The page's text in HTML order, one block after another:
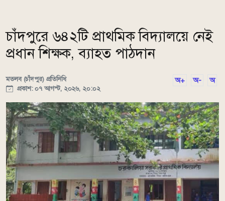
চাঁদপুরে ৬৪২টি প্রাথমিক বিদ্যালয়ে নেই
প্রধান শিক্ষক, ব্যাহত পাঠদান
মতলব (চাঁদপুর) প্রতিনিধি
প্রকাশ: ০৭ আগস্ট, ২০২৬, ২০:০২
অ+ অ- অ